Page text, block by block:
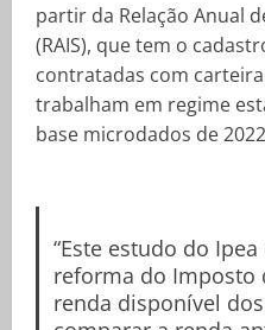
partir da Relação Anual
(RAIS), que tem o
contratadas com
trabalham em regime
base microdados de
“Este estudo do
reforma do Imposto
renda disponível